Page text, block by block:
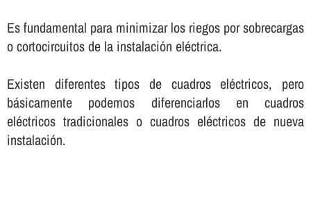
Es fundamental para minimizar los riegos por sobrecargas
o cortocircuitos de la instalación eléctrica.
Existen diferentes tipos de cuadros eléctricos, pero
básicamente podemos diferenciarlos en cuadros
eléctricos tradicionales o cuadros eléctricos de nueva
instalación.